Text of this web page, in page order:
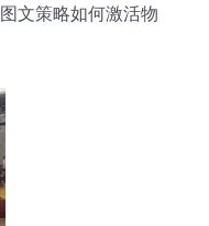
文策略如何激活物